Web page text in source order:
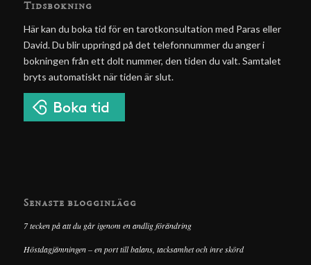
Tidsbokning
Här kan du boka tid för en tarotkonsultation med Paras eller
David. Du blir uppringd på det telefonnummer du anger i
bokningen från ett dolt nummer, den tiden du valt. Samtalet
bryts automatiskt när tiden är slut.
Senaste blogginlägg
7 tecken på att du går igenom en andlig förändring
Höstdagjämningen – en port till balans, tacksamhet och inre skörd